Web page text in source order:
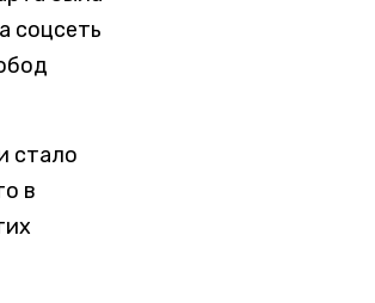
соцсеть
стало
в